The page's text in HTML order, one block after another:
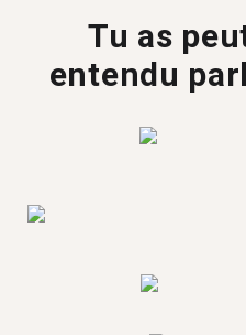
Tu as
entendu